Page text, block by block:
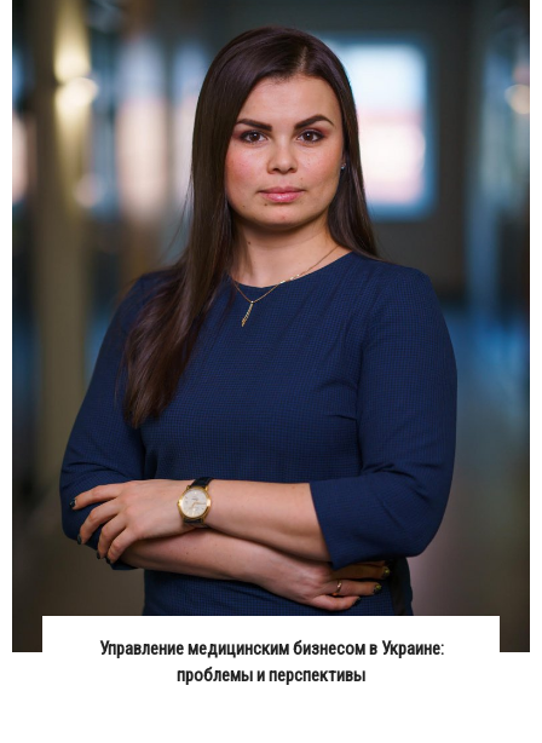
Управление медицинским бизнесом в Украине:
проблемы и перспективы